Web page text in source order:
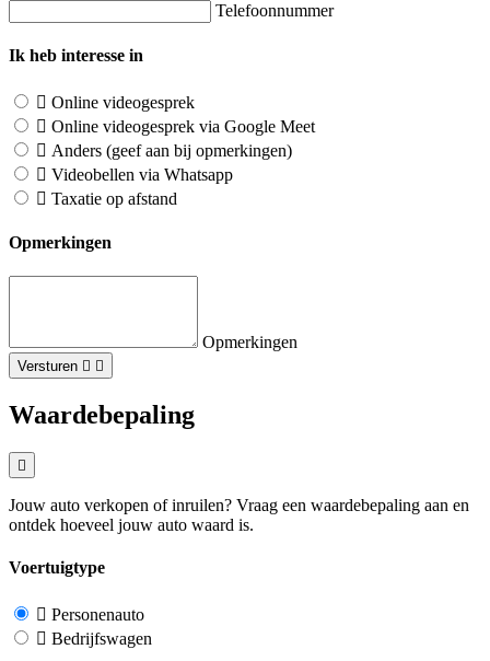
Telefoonnummer
Ik heb interesse in
Online videogesprek
Online videogesprek via Google Meet
Anders (geef aan bij opmerkingen)
Videobellen via Whatsapp
Taxatie op afstand
Opmerkingen
Opmerkingen
Versturen
Waardebepaling
Jouw auto verkopen of inruilen? Vraag een waardebepaling aan en
ontdek hoeveel jouw auto waard is.
Voertuigtype
Personenauto
Bedrijfswagen